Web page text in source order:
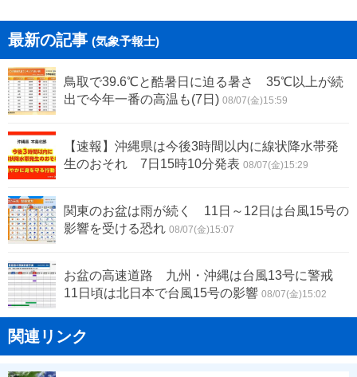
最新の記事 (気象予報士)
鳥取で39.6℃と酷暑日に迫る暑さ 35℃以上が続
出で今年一番の高温も(7日) 08/07(金)15:59
【速報】沖縄県は今後3時間以内に線状降水帯発
生のおそれ 7日15時10分発表 08/07(金)15:29
関東のお盆は雨が続く 11日～12日は台風15号の
影響を受ける恐れ 08/07(金)15:07
お盆の高速道路 九州・沖縄は台風13号に警戒
11日頃は北日本で台風15号の影響 08/07(金)15:02
関連リンク